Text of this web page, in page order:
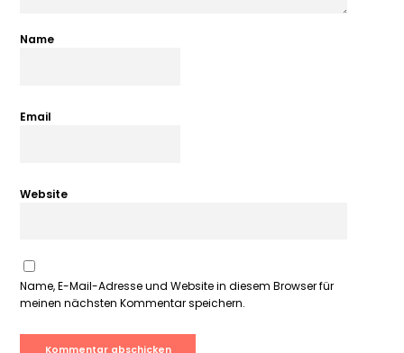
Name
Email
Website
Name, E-Mail-Adresse und Website in diesem Browser für
meinen nächsten Kommentar speichern.